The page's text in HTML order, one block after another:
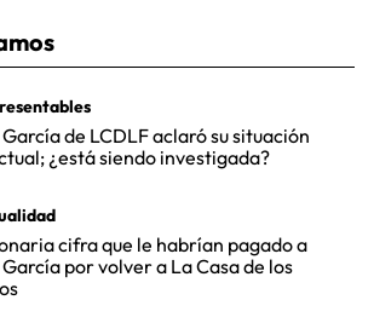
de LCDLF aclaró su situación
¿está siendo investigada?
cifra que le habrían pagado a
por volver a La Casa de los